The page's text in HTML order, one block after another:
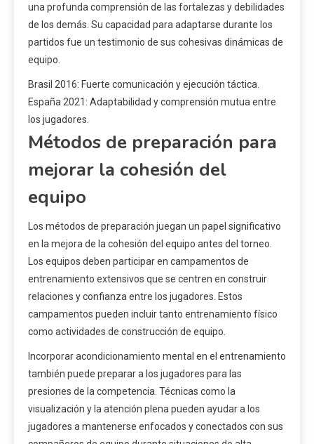
una profunda comprensión de las fortalezas y debilidades
de los demás. Su capacidad para adaptarse durante los
partidos fue un testimonio de sus cohesivas dinámicas de
equipo.
Brasil 2016: Fuerte comunicación y ejecución táctica.
España 2021: Adaptabilidad y comprensión mutua entre
los jugadores.
Métodos de preparación para
mejorar la cohesión del
equipo
Los métodos de preparación juegan un papel significativo
en la mejora de la cohesión del equipo antes del torneo.
Los equipos deben participar en campamentos de
entrenamiento extensivos que se centren en construir
relaciones y confianza entre los jugadores. Estos
campamentos pueden incluir tanto entrenamiento físico
como actividades de construcción de equipo.
Incorporar acondicionamiento mental en el entrenamiento
también puede preparar a los jugadores para las
presiones de la competencia. Técnicas como la
visualización y la atención plena pueden ayudar a los
jugadores a mantenerse enfocados y conectados con sus